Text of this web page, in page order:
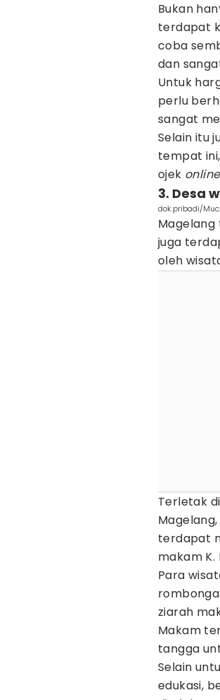
Bukan
terdapat
coba
dan
Untuk
perlu
sangat
Selain itu
tempat
ojek online
3. Desa
dok.pribadi/
juga
oleh
Terletak
terdapat
makam K.
Para
ziarah
Makam
tangga
Selain
edukasi,